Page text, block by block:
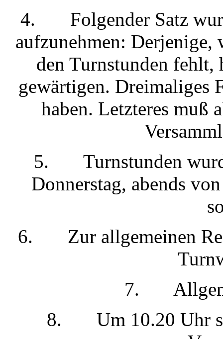
4. Folgender Satz
aufzunehmen:
den Turnstunden fehlt,
gewärtigen. Dreimaliges
haben. Letzteres muß
5. Turnstunden
Donnerstag, abends
6. Zur allgemeinen
7.
8. Um 10.20 Uhr